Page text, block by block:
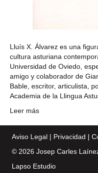
Lluís X. Álvarez es una
cultura asturiana
Universidad de Oviedo,
amigo y colaborador de
Bable, escritor, articulista,
Academia de la Llingua
Leer más
Aviso Legal | Privacidad |
© 2026 Josep Carles
Lapso Estudio